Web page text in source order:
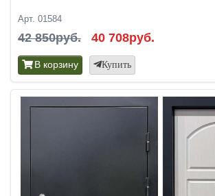
Арт. 01584
42 850руб. 40 708руб.
В корзину Купить